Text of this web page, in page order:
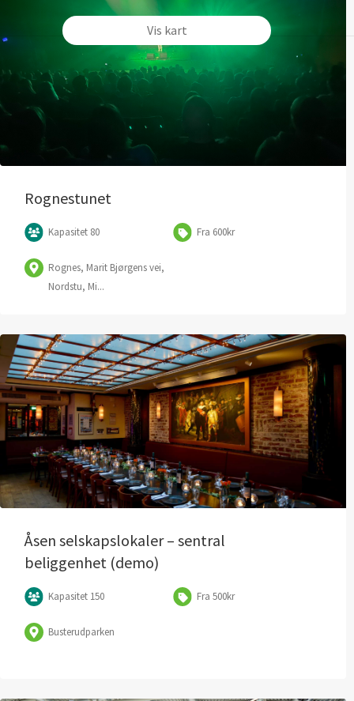
Leaflet| ©OpenStreetMapcontributors
Vis kart
Rognestunet
Kapasitet 80 Fra 600kr
Rognes, Marit Bjørgens vei,
Nordstu, Mi...
Åsen selskapslokaler – sentral
beliggenhet (demo)
Kapasitet 150 Fra 500kr
Busterudparken